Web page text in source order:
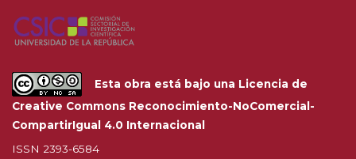
Esta obra está bajo una Licencia de
Creative Commons Reconocimiento-NoComercial-
CompartirIgual 4.0 Internacional
ISSN 2393-6584